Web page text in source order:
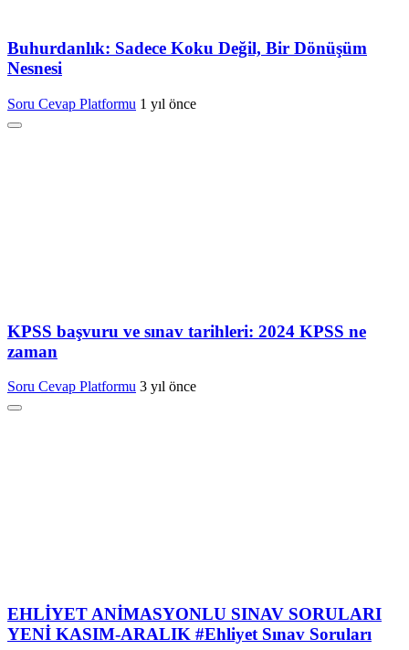
Buhurdanlık: Sadece Koku Değil, Bir Dönüşüm
Nesnesi
Soru Cevap Platformu 1 yıl önce
KPSS başvuru ve sınav tarihleri: 2024 KPSS ne
zaman
Soru Cevap Platformu 3 yıl önce
EHLİYET ANİMASYONLU SINAV SORULARI
YENİ KASIM-ARALIK #Ehliyet Sınav Soruları